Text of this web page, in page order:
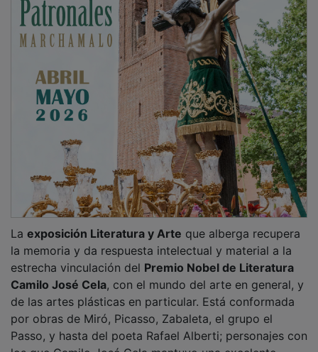
la memoria y da respuesta intelectual y material a la
estrecha vinculación delPremio Nobel de Literatura
Camilo José Cela, con el mundo del arte en general, y
de las artes plásticas en particular. Está conformada
por obras de Miró, Picasso, Zabaleta, el grupo el
Passo, y hasta del poeta Rafael Alberti; personajes con
los que Camilo José Cela mantuvo una excelente